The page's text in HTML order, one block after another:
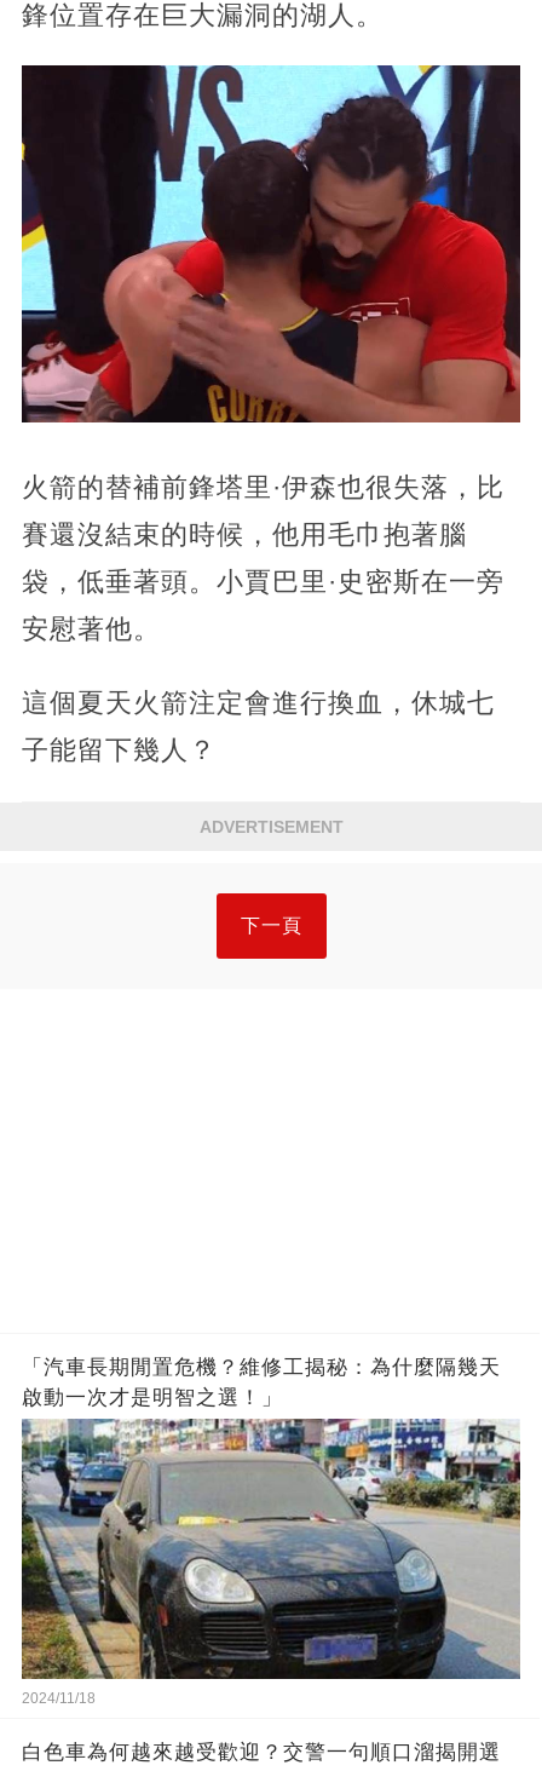
鋒位置存在巨大漏洞的湖人。
火箭的替補前鋒塔里·伊森也很失落，比
賽還沒結束的時候，他用毛巾抱著腦
袋，低垂著頭。小賈巴里·史密斯在一旁
安慰著他。
這個夏天火箭注定會進行換血，休城七
子能留下幾人？
ADVERTISEMENT
下一頁
「汽車長期閒置危機？維修工揭秘：為什麼隔幾天
啟動一次才是明智之選！」
2024/11/18
白色車為何越來越受歡迎？交警一句順口溜揭開選